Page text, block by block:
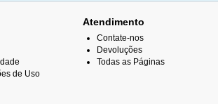
de Uso
Atendimento
Contate-nos
Devoluções
Todas as Páginas